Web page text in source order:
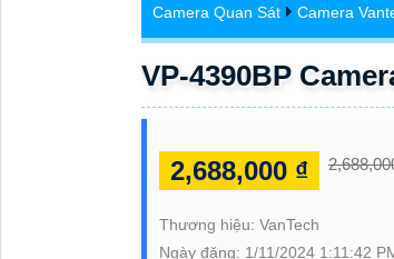
Camera Quan Sát Camera
VP-4390BP
2,688,000 ₫
Thương hiệu: VanTech
Ngày đăng: 1/11/2024 1:11:42